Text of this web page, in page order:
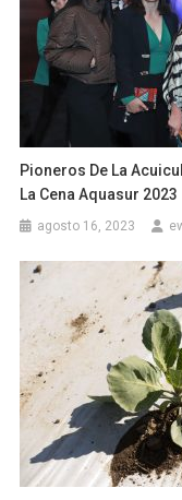
Pioneros De La
La Cena Aquasur 2023
agosto 16, 2023